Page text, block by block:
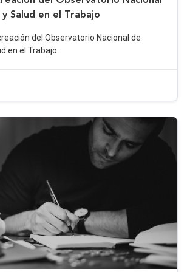
Salud en el Trabajo
del Observatorio Nacional de
en el Trabajo.